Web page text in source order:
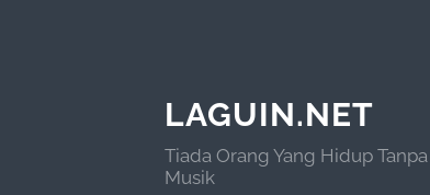
LAGUIN.NET
Tiada Orang Yang Hidup Tanpa
Musik